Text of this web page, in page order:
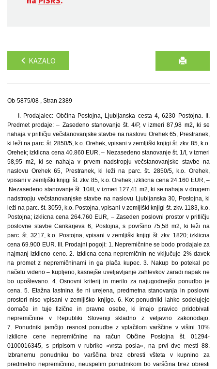
KAZALO
Ob-5875/08 , Stran 2389
I. Prodajalec: Občina Postojna, Ljubljanska cesta 4, 6230 Postojna. II.
Predmet prodaje: – Zasedeno stanovanje št. 4/P, v izmeri 87,98 m2, ki se
nahaja v pritličju večstanovanjske stavbe na naslovu Orehek 65, Prestranek,
ki leži na parc. št. 2850/5, k.o. Orehek, vpisani v zemljiški knjigi št. zkv. 85, k.o.
Orehek; izklicna cena 40.860 EUR, – Nezasedeno stanovanje št. 1/I, v izmeri
58,95 m2, ki se nahaja v prvem nadstropju večstanovanjske stavbe na
naslovu Orehek 65, Prestranek, ki leži na parc. št. 2850/5, k.o. Orehek,
vpisani v zemljiški knjigi št. zkv. 85, k.o. Orehek; izklicna cena 24.160 EUR, –
Nezasedeno stanovanje št. 10/II, v izmeri 127,41 m2, ki se nahaja v drugem
nadstropju večstanovanjske stavbe na naslovu Ljubljanska 30, Postojna, ki
leži na parc. št. 3059, k.o. Postojna, vpisani v zemljiški knjigi št. zkv. 1183, k.o.
Postojna; izklicna cena 264.760 EUR, – Zaseden poslovni prostor v pritličju
poslovne stavbe Cankarjeva 6, Postojna, s površino 75,58 m2, ki leži na
parc. št. 3217, k.o. Postojna, vpisani v zemljiški knjigi št. zkv. 1820; izklicna
cena 69.900 EUR. III. Prodajni pogoji: 1. Nepremičnine se bodo prodajale za
najmanj izklicno ceno. 2. Izklicna cena nepremičnin ne vključuje 2% davek
na promet z nepremičninami in ga plača kupec. 3. Nakup bo potekal po
načelu videno – kupljeno, kasnejše uveljavljanje zahtevkov zaradi napak ne
bo upoštevano. 4. Osnovni kriterij in merilo za najugodnejšo ponudbo je
cena. 5. Etažna lastnina še ni urejena, predmetna stanovanja in poslovni
prostori niso vpisani v zemljiško knjigo. 6. Kot ponudniki lahko sodelujejo
domače in tuje fizične in pravne osebe, ki imajo pravico pridobivati
nepremičnine v Republiki Sloveniji skladno z veljavno zakonodajo.
7. Ponudniki jamčijo resnost ponudbe z vplačilom varščine v višini 10%
izklicne cene nepremičnine na račun Občine Postojna št. 01294-
0100016345, s pripisom v rubriko »vrsta posla«, na prvi dve mesti 88.
Izbranemu ponudniku bo varščina brez obresti všteta v kupnino za
predmetno nepremičnino, neuspelim ponudnikom bo varščina brez obresti